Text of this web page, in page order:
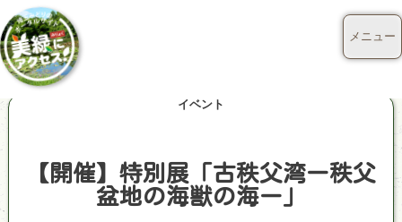
イベント
【開催】特別展「古秩父湾ー秩父
盆地の海獣の海ー」
メニュー